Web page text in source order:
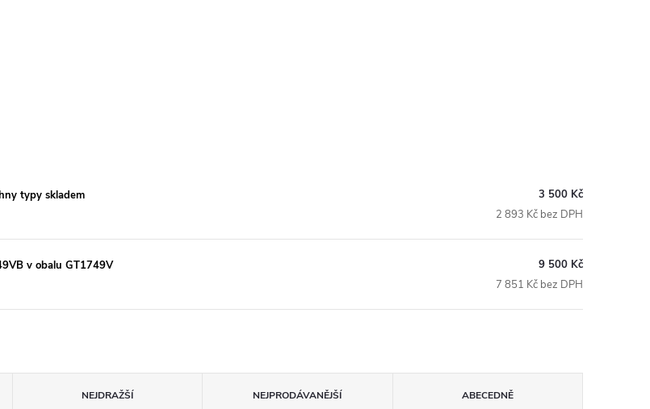
typy skladem
3 500 Kč
2 893 Kč bez DPH
v obalu GT1749V
9 500 Kč
7 851 Kč bez DPH
NEJDRAŽŠÍ NEJPRODÁVANĚJŠÍ ABECEDNĚ